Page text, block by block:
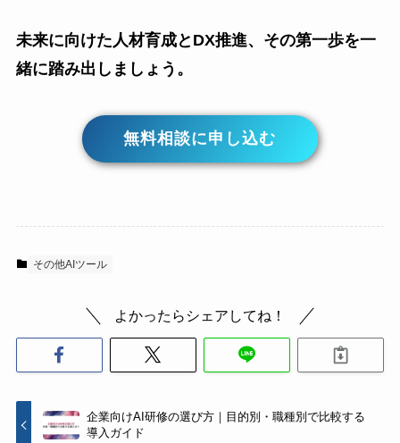
未来に向けた人材育成とDX推進、その第一歩を一
緒に踏み出しましょう。
無料相談に申し込む
その他AIツール
よかったらシェアしてね！
企業向けAI研修の選び方｜目的別・職種別で比較する
導入ガイド